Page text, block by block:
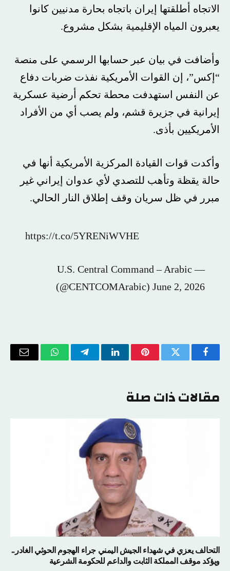
الاتجاه أطلقتها إيران باتجاه بحارة مدنيين كانوا
يعبرون المياه الإقليمية بشكل مشروع.
وأضافت في بيان عبر حسابها الرسمي على منصة
“إكس”، إن القوات الأمريكية نفذت ضربات دفاع
عن النفس استهدفت محطة تحكم أرضية عسكرية
إيرانية في جزيرة قشم، ولم يصب أي من الأفراد
الأمريكيين بأذى.
وأكدت قوات القيادة المركزية الأمريكية أنها في
حالة يقظة وتأهب للتصدي لأي عدوان إيراني غير
مبرر في ظل سريان وقف إطلاق النار الحالي.
https://t.co/5YRENiWVHE
— U.S. Central Command – Arabic
(@CENTCOMArabic) June 2, 2026
فيسبوكتويتر بينتيريستلينكدإن تيلقرام واتسابالبريد
مقالات ذات صلة
التحالف يعزي في شهداء الجيش اليمني جراء الهجوم الحوثي الغادر..
ويؤكد موقف المملكة الثابت والداعم للحكومة الشرعية